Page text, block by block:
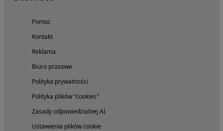
Pomoc
Kontakt
Reklama
Biuro prasowe
Polityka prywatności
Polityka plików "cookies"
Zasady odpowiedzialnej AI
Ustawienia plików cookie